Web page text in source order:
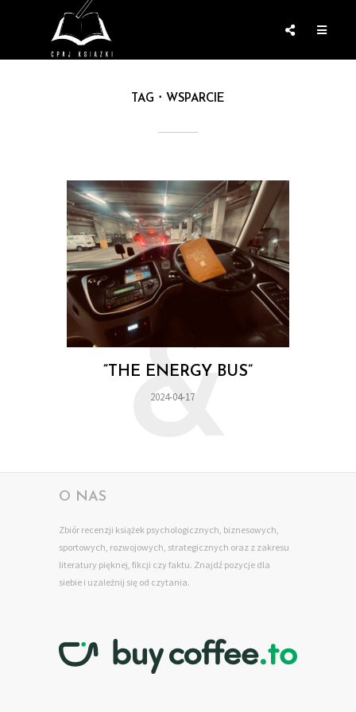
TAG WSPARCIE
“THE ENERGY BUS”
2024-04-17
&
O NAS
Zbiór recenzji książek psychologicznych, biznesowych,
sportowych, rozwojowych, strategicznych oraz z zakresu
literatury pięknej, fikcji czy faktu. Znajdź pozycje dla
siebie i uzależnij się od czytania.